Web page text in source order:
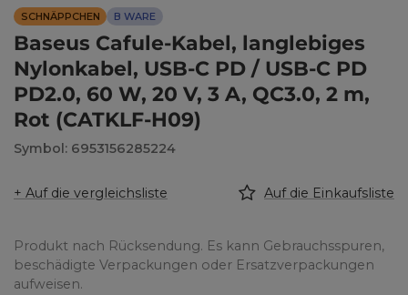
SCHNÄPPCHEN B WARE
Baseus Cafule-Kabel, langlebiges
Nylonkabel, USB-C PD / USB-C PD
PD2.0, 60 W, 20 V, 3 A, QC3.0, 2 m,
Rot (CATKLF-H09)
Symbol: 6953156285224
+ Auf die vergleichsliste Auf die Einkaufsliste
Produkt nach Rücksendung. Es kann Gebrauchsspuren,
beschädigte Verpackungen oder Ersatzverpackungen
aufweisen.